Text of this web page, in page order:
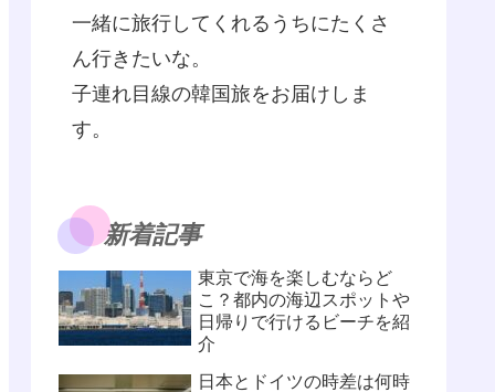
一緒に旅行してくれるうちにたくさ
ん行きたいな。
子連れ目線の韓国旅をお届けしま
す。
新着記事
東京で海を楽しむならど
こ？都内の海辺スポットや
日帰りで行けるビーチを紹
介
日本とドイツの時差は何時